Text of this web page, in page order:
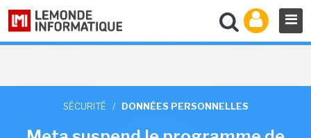
SÉCURITÉ / DONNÉES PERSONNELLES